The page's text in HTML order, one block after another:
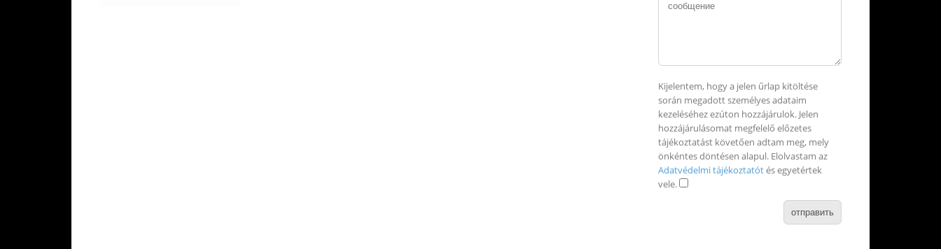
Kijelentem, hogy a jelen űrlap kitöltése
során megadott személyes adataim
kezeléséhez ezúton hozzájárulok. Jelen
hozzájárulásomat megfelelő előzetes
tájékoztatást követően adtam meg, mely
önkéntes döntésen alapul. Elolvastam az
Adatvédelmi tájékoztatótés egyetértek
vele.